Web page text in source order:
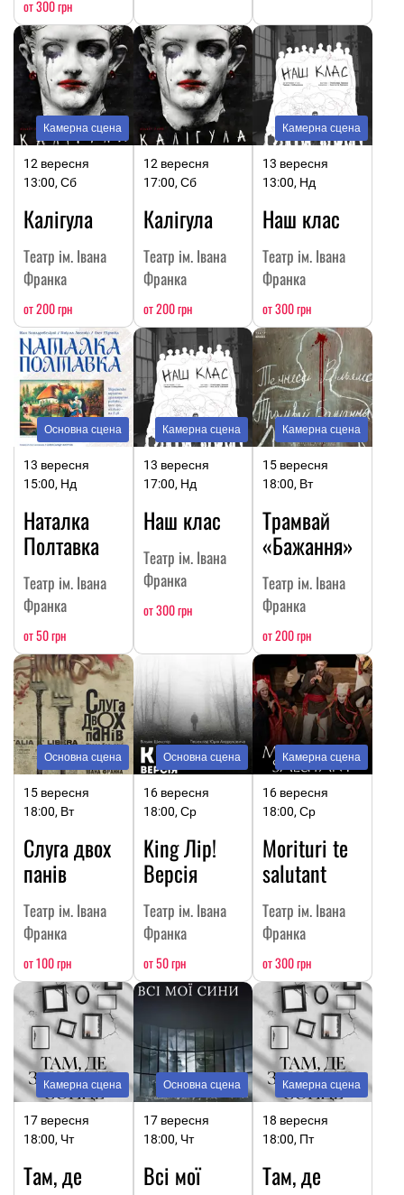
от 300 грн
Камерна сцена
12 вересня
13:00, Сб
Калігула
Театр ім. Івана
Франка
от 200 грн
12 вересня
17:00, Сб
Калігула
Театр ім. Івана
Франка
от 200 грн
Камерна сцена
13 вересня
13:00, Нд
Наш клас
Театр ім. Івана
Франка
от 300 грн
Основна сцена
13 вересня
15:00, Нд
Наталка
Полтавка
Театр ім. Івана
Франка
от 50 грн
Камерна сцена
13 вересня
17:00, Нд
Наш клас
Театр ім. Івана
Франка
от 300 грн
Камерна сцена
15 вересня
18:00, Вт
Трамвай
«Бажання»
Театр ім. Івана
Франка
от 200 грн
Основна сцена
15 вересня
18:00, Вт
Слуга двох
панів
Театр ім. Івана
Франка
от 100 грн
Основна сцена
16 вересня
18:00, Ср
King Лір!
Версія
Театр ім. Івана
Франка
от 50 грн
Камерна сцена
16 вересня
18:00, Ср
Morituri te
salutant
Театр ім. Івана
Франка
от 300 грн
Камерна сцена
17 вересня
18:00, Чт
Там, де
Основна сцена
17 вересня
18:00, Чт
Всі мої
Камерна сцена
18 вересня
18:00, Пт
Там, де